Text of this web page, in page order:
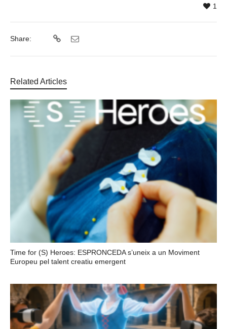
1
Share:
Related Articles
Time for (S) Heroes: ESPRONCEDA s’uneix a un Moviment
Europeu pel talent creatiu emergent